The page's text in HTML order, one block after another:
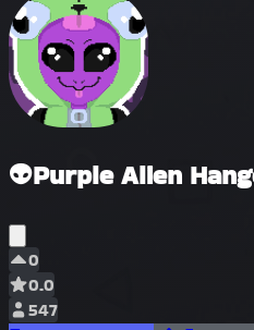
👽Purple Alien
0
0.0
547